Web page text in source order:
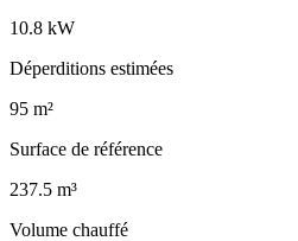
10.8 kW
Déperditions estimées
95 m²
Surface de référence
237.5 m³
Volume chauffé